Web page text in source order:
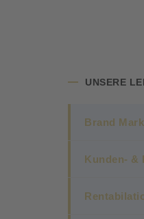
UNSERE
Brand
Kunden- &